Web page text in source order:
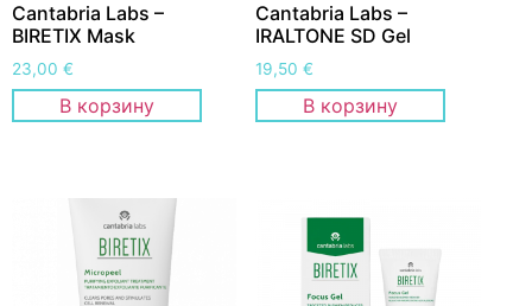
Cantabria Labs –
BIRETIX Mask
23,00 €
В корзину
Cantabria Labs –
IRALTONE SD Gel
19,50€
В корзину